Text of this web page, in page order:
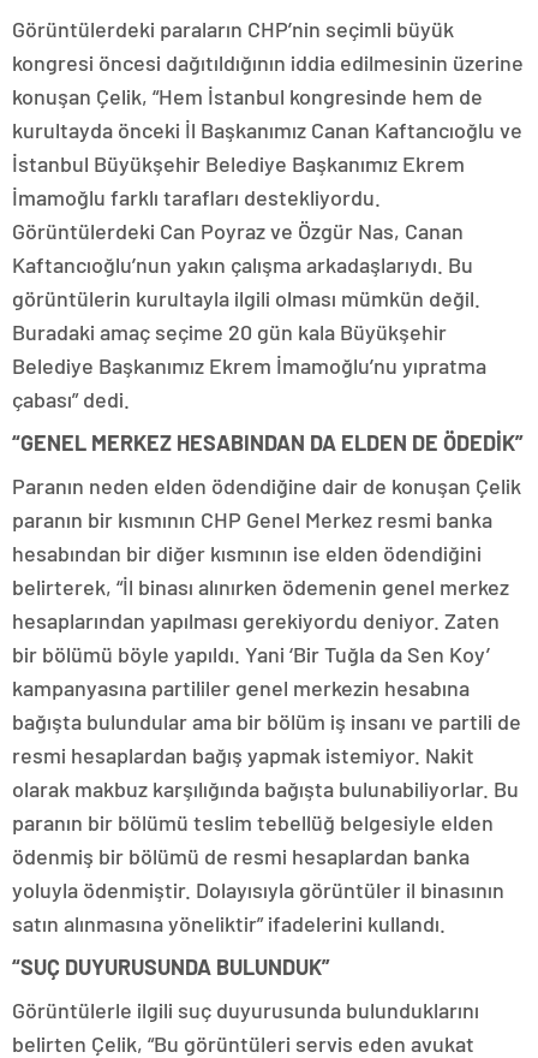
Görüntülerdeki paraların CHP’nin seçimli büyük
kongresi öncesi dağıtıldığının iddia edilmesinin üzerine
konuşan Çelik, “Hem İstanbul kongresinde hem de
kurultayda önceki İl Başkanımız Canan Kaftancıoğlu ve
İstanbul Büyükşehir Belediye Başkanımız Ekrem
İmamoğlu farklı tarafları destekliyordu.
Görüntülerdeki Can Poyraz ve Özgür Nas, Canan
Kaftancıoğlu’nun yakın çalışma arkadaşlarıydı. Bu
görüntülerin kurultayla ilgili olması mümkün değil.
Buradaki amaç seçime 20 gün kala Büyükşehir
Belediye Başkanımız Ekrem İmamoğlu’nu yıpratma
çabası” dedi.
“GENEL MERKEZ HESABINDAN DA ELDEN DE ÖDEDİK”
Paranın neden elden ödendiğine dair de konuşan Çelik
paranın bir kısmının CHP Genel Merkez resmi banka
hesabından bir diğer kısmının ise elden ödendiğini
belirterek, “İl binası alınırken ödemenin genel merkez
hesaplarından yapılması gerekiyordu deniyor. Zaten
bir bölümü böyle yapıldı. Yani ‘Bir Tuğla da Sen Koy’
kampanyasına partililer genel merkezin hesabına
bağışta bulundular ama bir bölüm iş insanı ve partili de
resmi hesaplardan bağış yapmak istemiyor. Nakit
olarak makbuz karşılığında bağışta bulunabiliyorlar. Bu
paranın bir bölümü teslim tebellüğ belgesiyle elden
ödenmiş bir bölümü de resmi hesaplardan banka
yoluyla ödenmiştir. Dolayısıyla görüntüler il binasının
satın alınmasına yöneliktir” ifadelerini kullandı.
“SUÇ DUYURUSUNDA BULUNDUK”
Görüntülerle ilgili suç duyurusunda bulunduklarını
belirten Çelik, “Bu görüntüleri servis eden avukat